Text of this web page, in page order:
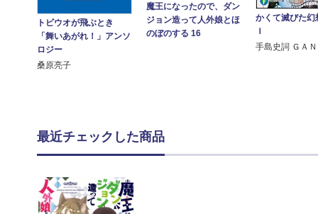
トビウオが飛ぶとき
「舞いあがれ！」アンソ
ロジー
桑原亮子
魔王になったので、ダン
ジョン造って人外娘とほ
のぼのする 16
かくて滅びた幻
Ｉ
手島史詞 ＧＡＮ
最近チェックした商品